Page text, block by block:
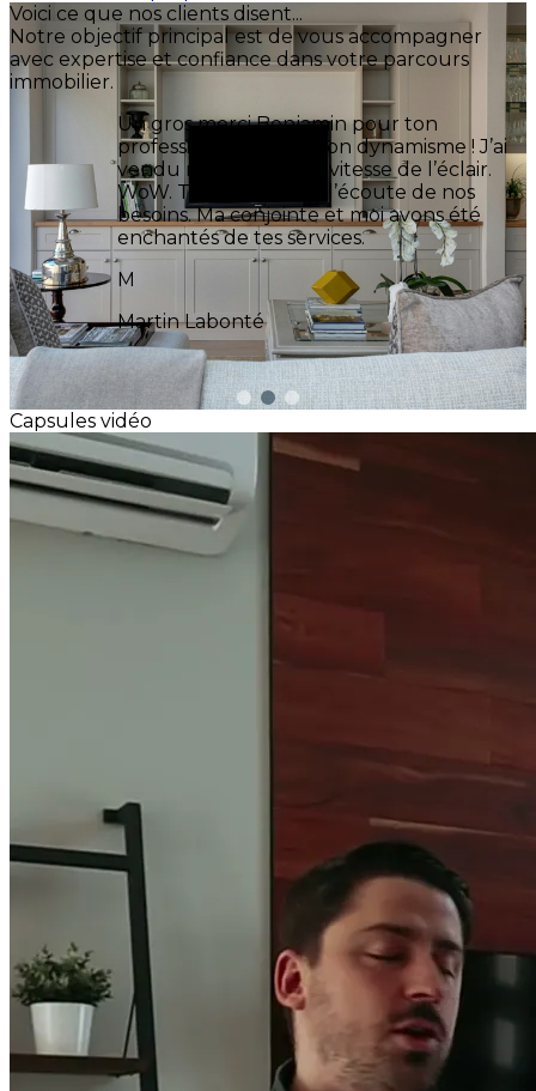
+
−
Voici ce que nos clients disent...
Notre objectif principal est de vous accompagner
avec expertise et confiance dans votre parcours
immobilier.
Benjamin m’a guidée pour l’achat de ma
première maison avec d’excellents conseils,
une patience exemplaire et une grande
disponibilité. Il a réussi à me trouver une
maison qui correspond à mes besoins, pour
un prix raisonnable, dans un climat très
difficile pour les acheteurs. On voit bien
qu’il fait ce travail pour les bonnes raisons et
cela fait toute la différence. Je le
recommande avec confiance à 200 %. Merci
encore !
Corinne Pelletier
Capsules vidéo